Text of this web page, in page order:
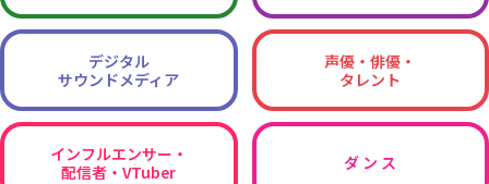
デジタル
サウンドメディア
声優・俳優・
タレント
インフルエンサー・
配信者・VTuber
ダ ン ス